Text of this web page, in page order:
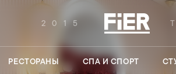
2015
РЕСТОРАНЫ СПА И СПОРТ